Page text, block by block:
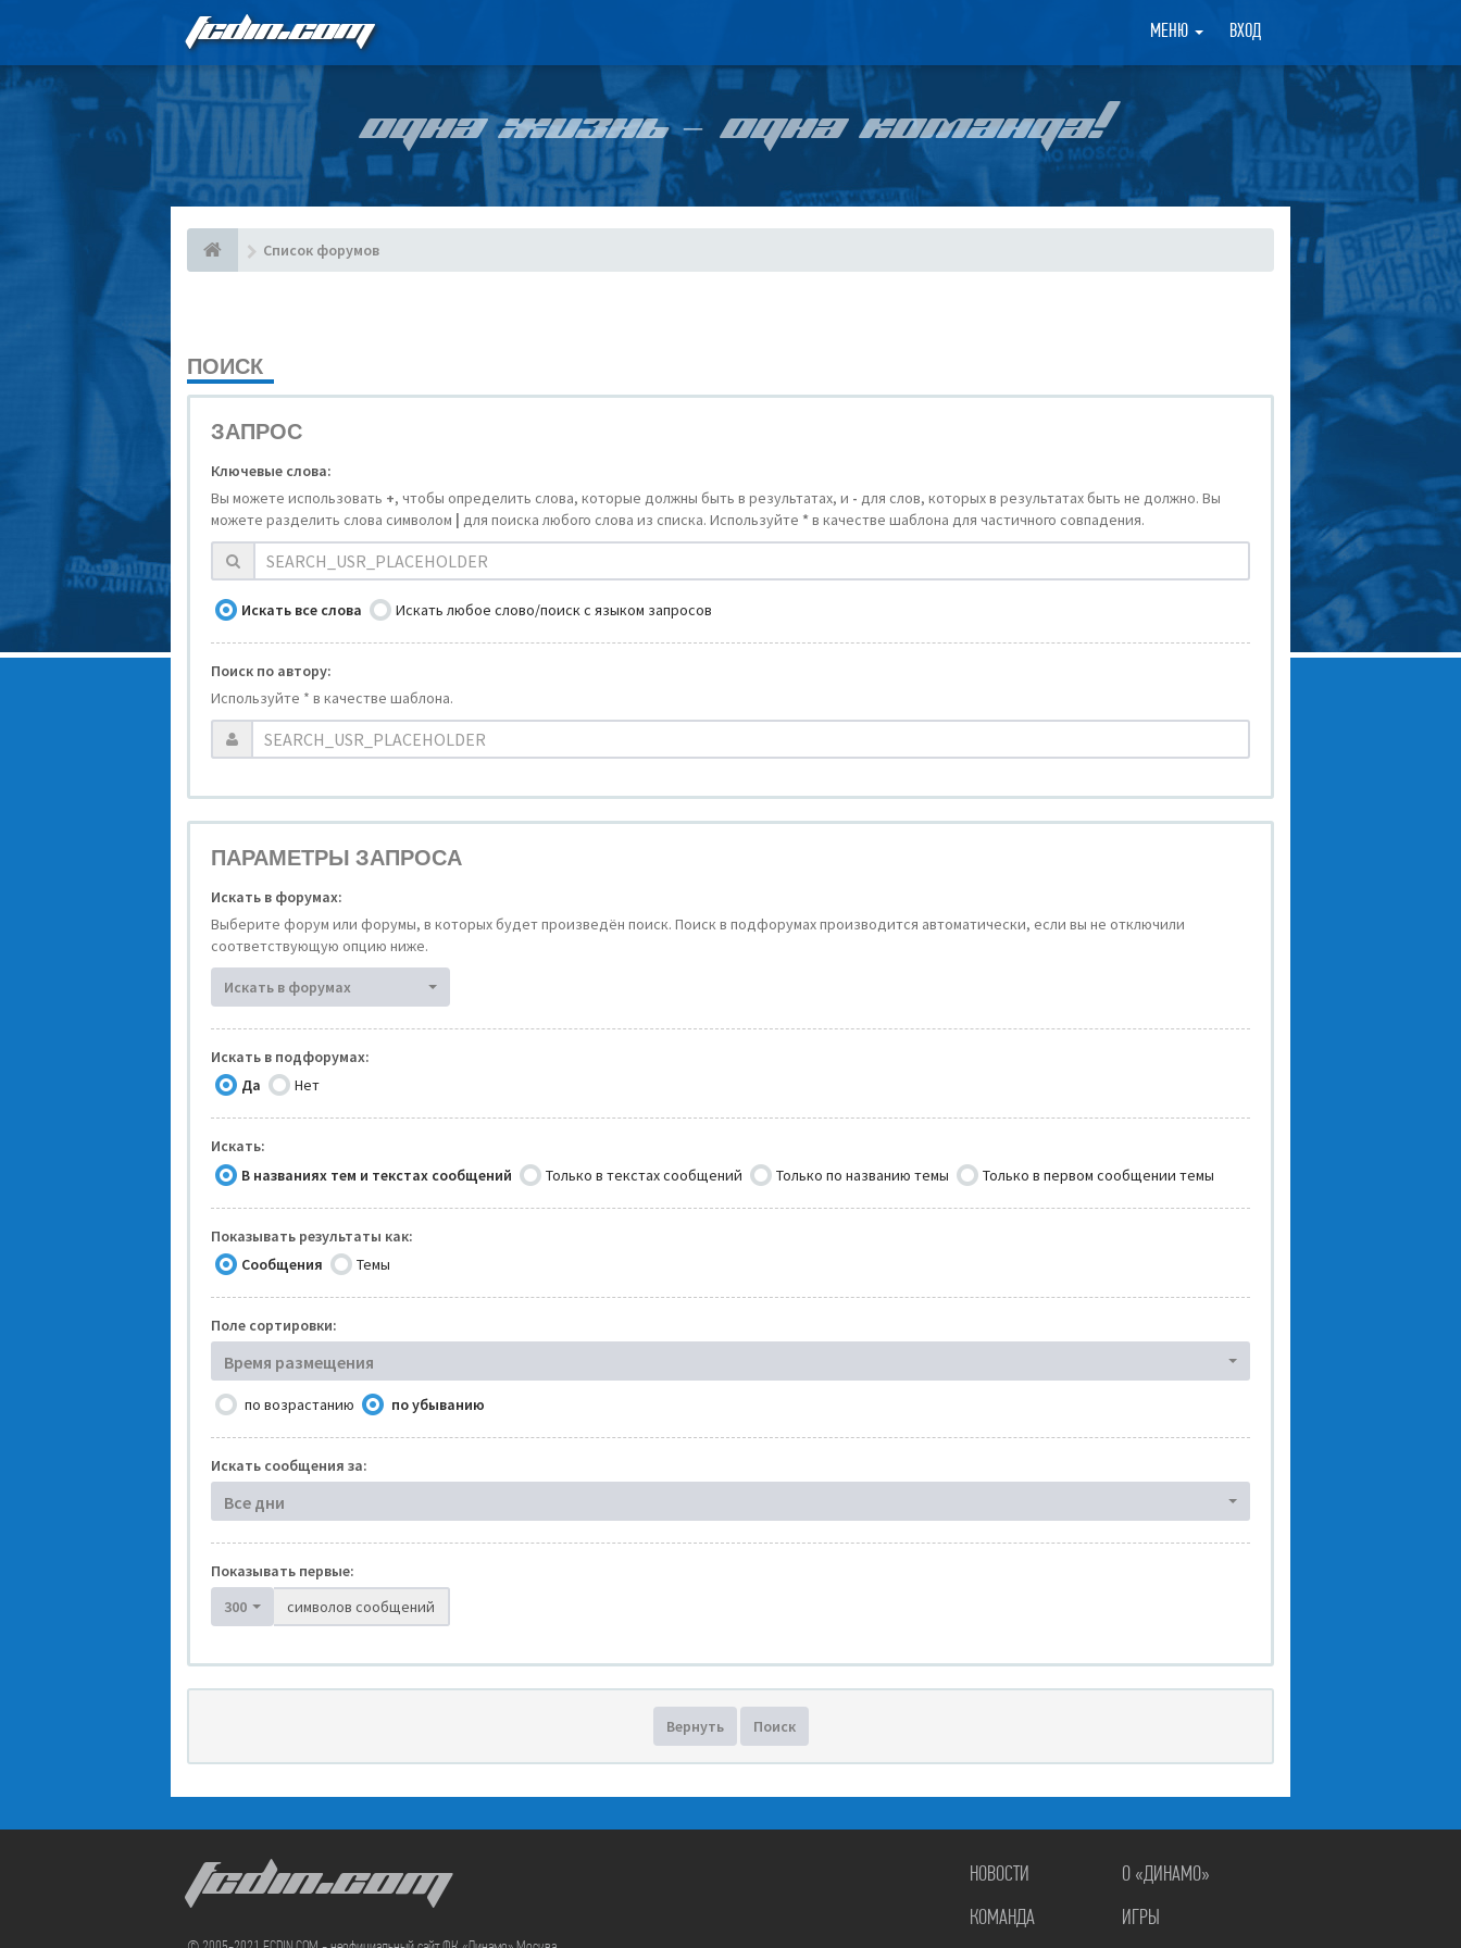
FCDIN.COM МЕНЮ ВХОД ×
ОДНА ЖИЗНЬ – ОДНА КОМАНДА!
Список форумов
ПОИСК
ЗАПРОС
Ключевые слова:
Вы можете использовать +, чтобы определить слова, которые должны быть в результатах, и - для слов, которых в результатах быть не должно. Вы
можете разделить слова символом | для поиска любого слова из списка. Используйте *в качестве шаблона для частичного совпадения.
Искать все слова Искать любое слово/поиск с языком запросов
Поиск по автору:
Используйте * в качестве шаблона.
ПАРАМЕТРЫ ЗАПРОСА
Искать в форумах:
Выберите форум или форумы, в которых будет произведён поиск. Поиск в подфорумах производится автоматически, если вы не отключили
соответствующую опцию ниже.
Искать в форумах
Искать в подфорумах:
Да
Нет
Искать:
В названиях тем и текстах сообщений
Только в текстах сообщений Только по названию темы Только в первом сообщении темы
Показывать результаты как:
Сообщения
Темы
Поле сортировки:
Время размещения
по возрастанию по убыванию
Искать сообщения за:
Все дни
Показывать первые:
300
символов сообщений
Вернуть Поиск
FCDIN.COM НОВОСТИ
О «ДИНАМО»
КОМАНДА
ИГРЫ